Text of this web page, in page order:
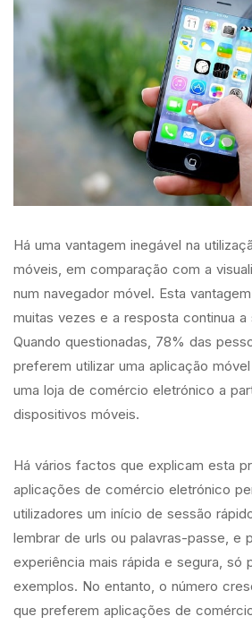
Há uma vantagem inegável na
móveis, em comparação com a
num navegador móvel. Esta
muitas vezes e a resposta continua a
Quando questionadas, 78% das
preferem utilizar uma aplicação
uma loja de comércio eletrónico a
dispositivos móveis.
Há vários factos que explicam esta
aplicações de comércio eletrónico
utilizadores um início de sessão
lembrar de urls ou palavras-passe, e
experiência mais rápida e segura, só
exemplos. No entanto, o número
que preferem aplicações de